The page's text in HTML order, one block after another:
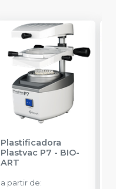
Plastificadora
Plastvac P7 - BIO-
ART
a partir de: